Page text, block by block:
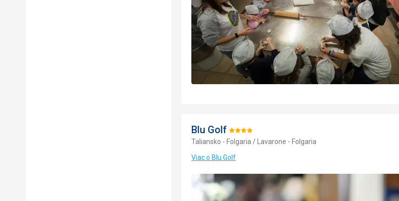
Blu Golf Hodnotenie:
4/5
Taliansko - Folgaria / Lavarone - Folgaria
Viac o Blu Golf